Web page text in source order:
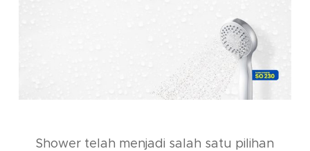
Shower telah menjadi salah satu pilihan